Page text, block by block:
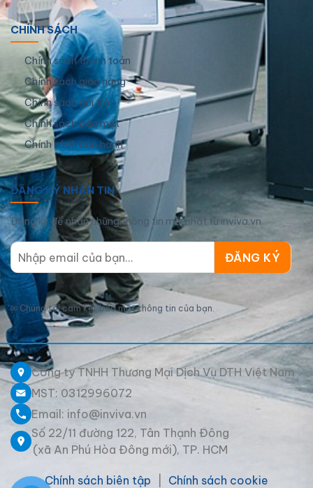
CHÍNH SÁCH
Chính sách thanh toán
Chính sách giao hàng
Chính sách đổi trả
Chính sách bảo mật
Chính sách bảo hành
ĐĂNG KÝ NHẬN TIN
Đăng ký để nhận những thông tin mới nhất từ inviva.vn
✉ Chúng tôi cam kết bảo mật thông tin của bạn.
Công ty TNHH Thương Mại Dịch Vụ DTH Việt Nam
MST: 0312996072
Email: info@inviva.vn
Số 22/11 đường 122, Tân Thạnh Đông
(xã An Phú Hòa Đông mới), TP. HCM
Chính sách biên tập Chính sách cookie